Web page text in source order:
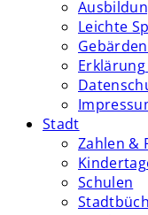
Leichte
Stadt
Zahlen &
Schulen